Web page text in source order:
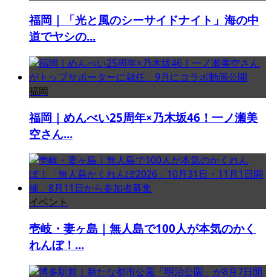
福岡｜「光と風のシーサイドナイト」海の中
道でヤシの...
福岡
福岡｜めんべい25周年×乃木坂46！一ノ瀬美
空さん...
イベント
壱岐・妻ヶ島｜無人島で100人が本気のかく
れんぼ！...